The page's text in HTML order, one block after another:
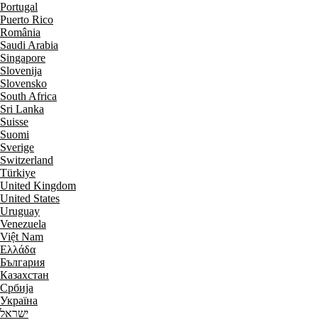
Portugal
Puerto Rico
România
Saudi Arabia
Singapore
Slovenija
Slovensko
South Africa
Sri Lanka
Suisse
Suomi
Sverige
Switzerland
Türkiye
United Kingdom
United States
Uruguay
Venezuela
Việt Nam
Ελλάδα
България
Казахстан
Србија
Україна
ישראל